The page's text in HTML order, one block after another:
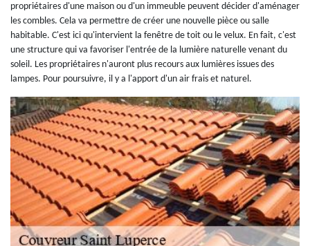
propriétaires d'une maison ou d'un immeuble peuvent décider d'aménager
les combles. Cela va permettre de créer une nouvelle pièce ou salle
habitable. C'est ici qu'intervient la fenêtre de toit ou le velux. En fait, c'est
une structure qui va favoriser l'entrée de la lumière naturelle venant du
soleil. Les propriétaires n'auront plus recours aux lumières issues des
lampes. Pour poursuivre, il y a l'apport d'un air frais et naturel.